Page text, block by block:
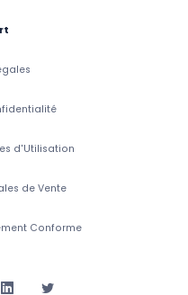
d'Utilisation
de Vente
Conforme